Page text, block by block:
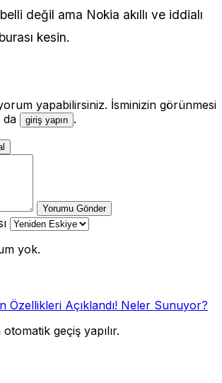
değil ama Nokia akıllı ve iddialı
kesin.
yapabilirsiniz. İsminizin görünmesi
da giriş yapın .
Yorumu Gönder
yok.
Özellikleri Açıklandı! Neler Sunuyor?
otomatik geçiş yapılır.